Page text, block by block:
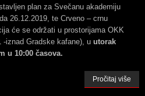
plan za Svečanu akademiju
26.12.2019, te Crveno – crnu
će se održati u prostorijama OKK
iznad Gradske kafane), u utorak
u 10:00 časova.
Pročitaj više